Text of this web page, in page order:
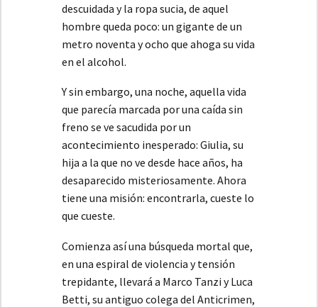
descuidada y la ropa sucia, de aquel
hombre queda poco: un gigante de un
metro noventa y ocho que ahoga su vida
en el alcohol.
Y sin embargo, una noche, aquella vida
que parecía marcada por una caída sin
freno se ve sacudida por un
acontecimiento inesperado: Giulia, su
hija a la que no ve desde hace años, ha
desaparecido misteriosamente. Ahora
tiene una misión: encontrarla, cueste lo
que cueste.
Comienza así una búsqueda mortal que,
en una espiral de violencia y tensión
trepidante, llevará a Marco Tanzi y Luca
Betti, su antiguo colega del Anticrimen,